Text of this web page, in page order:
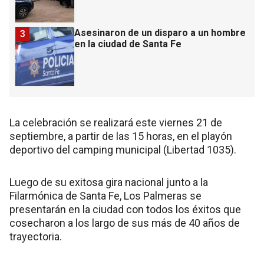
Asesinaron de un disparo a un hombre
en la ciudad de Santa Fe
3
La celebración se realizará este viernes 21 de
septiembre, a partir de las 15 horas, en el playón
deportivo del camping municipal (Libertad 1035).
Luego de su exitosa gira nacional junto a la
Filarmónica de Santa Fe, Los Palmeras se
presentarán en la ciudad con todos los éxitos que
cosecharon a los largo de sus más de 40 años de
trayectoria.